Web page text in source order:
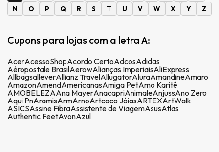
N
O P Q R S T U V W X Y Z
Cupons para lojas com a letra A:
AcerAcessoShopAcordo CertoAdcosAdidas
Aéropostale BrasilAerowAlianças ImperiaisAliExpress
AllbagsalleverAllianz TravelAllugatorAluraAmandineAmaro
AmazonAmendAmericanasAmiga PetAmo Karitê
AMOBELEZAAna MayerAnacapriAnimaleAnjussAno Zero
Aqui PnAramisArmArnoArtcoco JóiasARTEXArtWalk
ASICSAssine FibraAssistente de ViagemAsusAtlas
Authentic FeetAvonAzul